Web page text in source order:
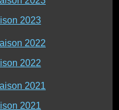
2023
2022
2021